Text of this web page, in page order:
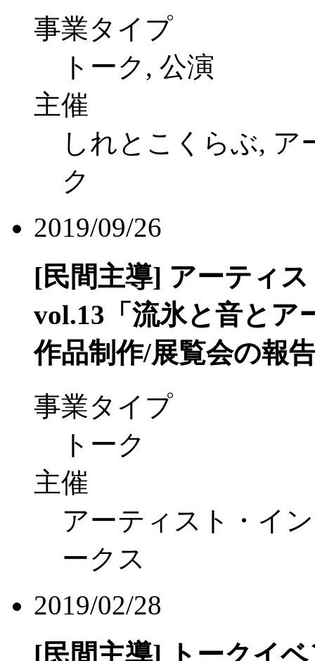
事業タイプ
トーク, 公演
主催
しれとこくらぶ,
ク
2019/09/26
[民間主導] アーティ
vol.13「流氷と音とア
作品制作/展覧会の報
事業タイプ
トーク
主催
アーティスト・イ
ークス
2019/02/28
[民間主導] トークイ